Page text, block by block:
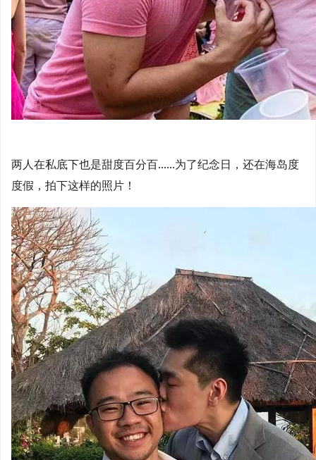
两人在私底下也是甜度百分百......为了纪念日，还在海岛度
度假，拍下这样的照片！